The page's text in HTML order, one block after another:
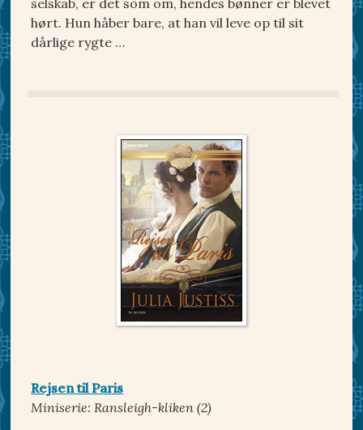
hørt. Hun håber bare, at han vil leve op til sit
dårlige rygte …
Rejsen til Paris
Miniserie: Ransleigh-kliken (2)